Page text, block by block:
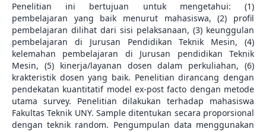
Penelitian ini bertujuan untuk mengetahui: (1)
pembelajaran yang baik menurut mahasiswa, (2) profil
pembelajaran dilihat dari sisi pelaksanaan, (3) keunggulan
pembelajaran di Jurusan Pendidikan Teknik Mesin, (4)
kelemahan pembelajaran di Jurusan pendidikan Teknik
Mesin, (5) kinerja/layanan dosen dalam perkuliahan, (6)
krakteristik dosen yang baik. Penelitian dirancang dengan
pendekatan kuantitatif model ex-post facto dengan metode
utama survey. Penelitian dilakukan terhadap mahasiswa
Fakultas Teknik UNY. Sample ditentukan secara proporsional
dengan teknik random. Pengumpulan data menggunakan